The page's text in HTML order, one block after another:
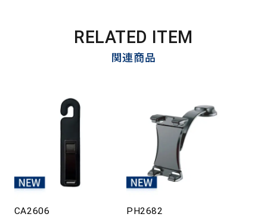
RELATED ITEM
関連商品
CA2606
PH2682